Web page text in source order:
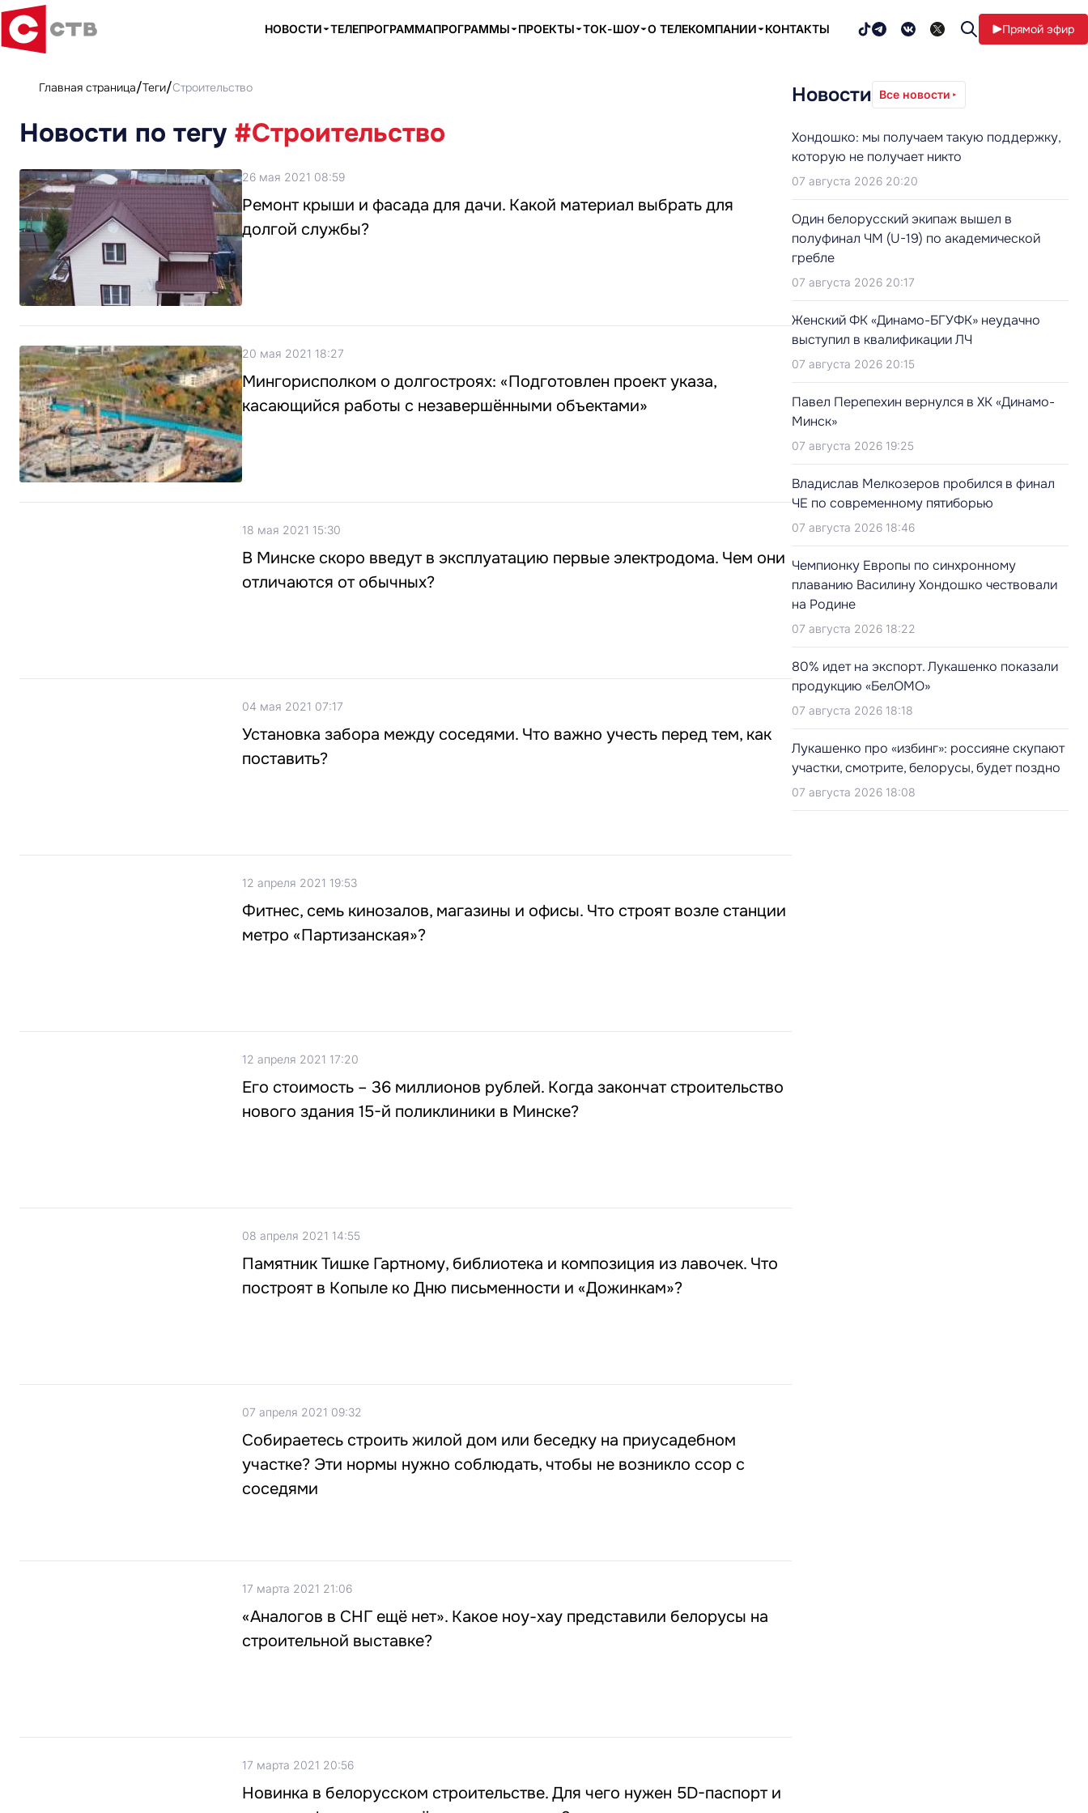
НОВОСТИ ТЕЛЕПРОГРАММАПРОГРАММЫ ПРОЕКТЫ ТОК-ШОУ О ТЕЛЕКОМПАНИИ КОНТАКТЫ Прямой эфир
Главная страница Теги Строительство
Новости по тегу #Строительство
26 мая 2021 08:59
Ремонт крыши и фасада для дачи. Какой материал выбрать для
долгой службы?
20 мая 2021 18:27
Мингорисполком о долгостроях: «Подготовлен проект указа,
касающийся работы с незавершёнными объектами»
18 мая 2021 15:30
В Минске скоро введут в эксплуатацию первые электродома. Чем они
отличаются от обычных?
04 мая 2021 07:17
Установка забора между соседями. Что важно учесть перед тем, как
поставить?
12 апреля 2021 19:53
Фитнес, семь кинозалов, магазины и офисы. Что строят возле станции
метро «Партизанская»?
12 апреля 2021 17:20
Его стоимость – 36 миллионов рублей. Когда закончат строительство
нового здания 15-й поликлиники в Минске?
08 апреля 2021 14:55
Памятник Тишке Гартному, библиотека и композиция из лавочек. Что
построят в Копыле ко Дню письменности и «Дожинкам»?
07 апреля 2021 09:32
Собираетесь строить жилой дом или беседку на приусадебном
участке? Эти нормы нужно соблюдать, чтобы не возникло ссор с
соседями
17 марта 2021 21:06
«Аналогов в СНГ ещё нет». Какое ноу-хау представили белорусы на
строительной выставке?
17 марта 2021 20:56
Новинка в белорусском строительстве. Для чего нужен 5D-паспорт и
Новости Все новости
Хондошко: мы получаем такую поддержку,
которую не получает никто
07 августа 2026 20:20
Один белорусский экипаж вышел в
полуфинал ЧМ (U-19) по академической
гребле
07 августа 2026 20:17
Женский ФК «Динамо-БГУФК» неудачно
выступил в квалификации ЛЧ
07 августа 2026 20:15
Павел Перепехин вернулся в ХК «Динамо-
Минск»
07 августа 2026 19:25
Владислав Мелкозеров пробился в финал
ЧЕ по современному пятиборью
07 августа 2026 18:46
Чемпионку Европы по синхронному
плаванию Василину Хондошко чествовали
на Родине
07 августа 2026 18:22
80% идет на экспорт. Лукашенко показали
продукцию «БелОМО»
07 августа 2026 18:18
Лукашенко про «избинг»: россияне скупают
участки, смотрите, белорусы, будет поздно
07 августа 2026 18:08